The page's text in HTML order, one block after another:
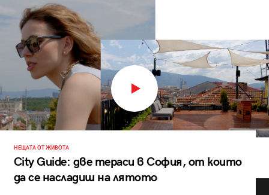
НЕЩАТА ОТ ЖИВОТА
City Guide: две тераси в София, от които
да се насладиш на лятото